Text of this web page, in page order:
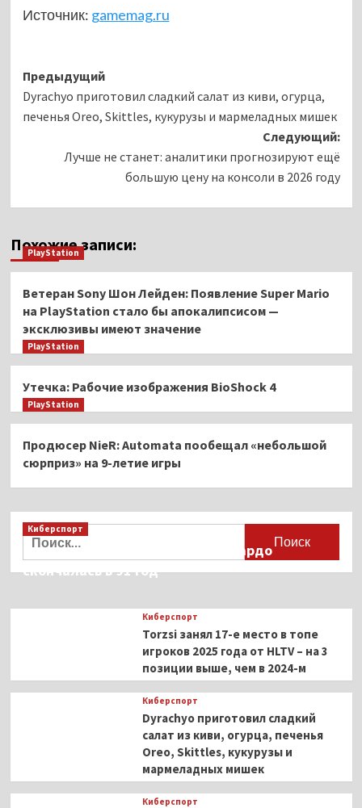
Источник: gamemag.ru
Навигация
записи
Предыдущий
Dyrachyo приготовил сладкий салат из киви, огурца,
печенья Oreo, Skittles, кукурузы и мармеладных мишек
Следующий:
Лучше не станет: аналитики прогнозируют ещё
большую цену на консоли в 2026 году
Похожие записи:
PlayStation
Ветеран Sony Шон Лейден: Появление Super Mario
на PlayStation стало бы апокалипсисом —
эксклюзивы имеют значение
PlayStation
Утечка: Рабочие изображения BioShock 4
PlayStation
Продюсер NieR: Automata пообещал «небольшой
сюрприз» на 9-летие игры
Найти:
Киберспорт
Французская актриса Брижит Бардо
скончалась в 91 год
Киберспорт
Torzsi занял 17-е место в топе
игроков 2025 года от HLTV – на 3
позиции выше, чем в 2024-м
Киберспорт
Dyrachyo приготовил сладкий
салат из киви, огурца, печенья
Oreo, Skittles, кукурузы и
мармеладных мишек
Киберспорт